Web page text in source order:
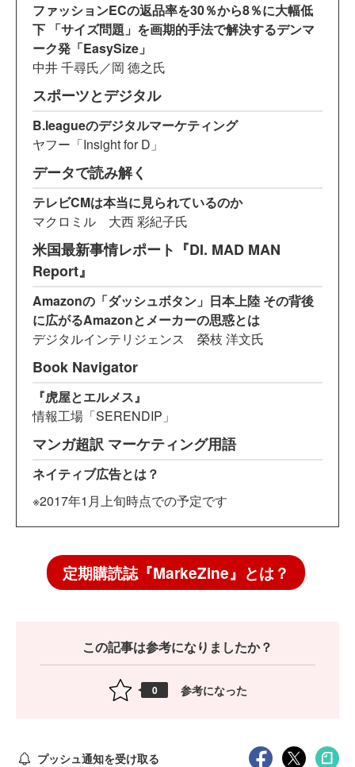
ファッションECの返品率を30％から8％に大幅低
下 「サイズ問題」を画期的手法で解決するデンマ
ーク発「EasySize」
中井 千尋氏／岡 徳之氏
スポーツとデジタル
B.leagueのデジタルマーケティング
ヤフー「Insight for D」
データで読み解く
テレビCMは本当に見られているのか
マクロミル 大西 彩紀子氏
米国最新事情レポート『DI. MAD MAN
Report』
Amazonの「ダッシュボタン」日本上陸 その背後
に広がるAmazonとメーカーの思惑とは
デジタルインテリジェンス 榮枝 洋文氏
Book Navigator
『虎屋とエルメス』
情報工場「SERENDIP」
マンガ超訳 マーケティング用語
ネイティブ広告とは？
※2017年1月上旬時点での予定です
定期購読誌『MarkeZine』とは？
この記事は参考になりましたか？
0 参考になった
プッシュ通知を受け取る